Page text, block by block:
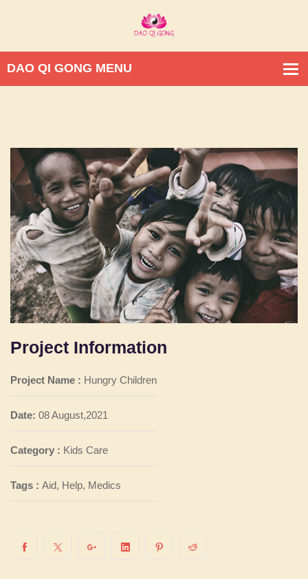
Project Information
Project Name : Hungry Children
Date: 08 August,2021
Category : Kids Care
Tags : Aid, Help, Medics